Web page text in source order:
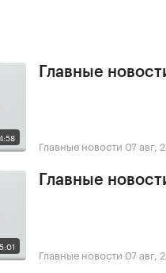
Главные
Главные новости 07 авг,
5:01
Главные
Главные новости 07 авг,